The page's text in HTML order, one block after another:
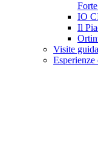
IO
Il
Visite